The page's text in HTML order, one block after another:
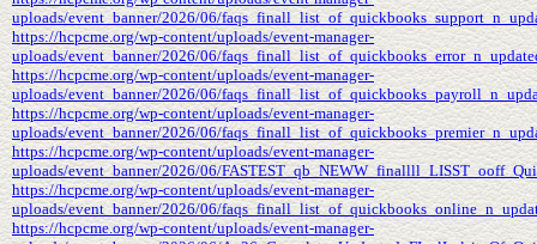
uploads/event_banner/2026/06/
https://hcpcme.org/wp-content/uploads/event-manager-
uploads/event_banner/2026/06/
https://hcpcme.org/wp-content/uploads/event-manager-
uploads/event_banner/2026/06/
https://hcpcme.org/wp-content/uploads/event-manager-
uploads/event_banner/2026/06/
https://hcpcme.org/wp-content/uploads/event-manager-
uploads/event_banner/2026/06/
https://hcpcme.org/wp-content/uploads/event-manager-
uploads/event_banner/2026/06/
https://hcpcme.org/wp-content/uploads/event-manager-